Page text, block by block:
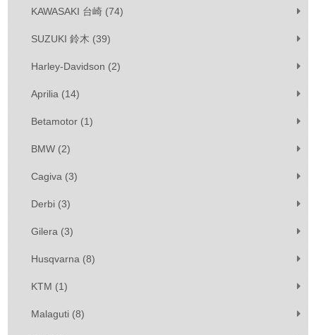
KAWASAKI 台崎 (74)
SUZUKI 鈴木 (39)
Harley-Davidson (2)
Aprilia (14)
Betamotor (1)
BMW (2)
Cagiva (3)
Derbi (3)
Gilera (3)
Husqvarna (8)
KTM (1)
Malaguti (8)